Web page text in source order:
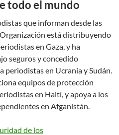
todo el mundo
que informan desde las
está distribuyendo
en Gaza, y ha
seguros y concedido
periodistas en Ucrania y Sudán.
equipos de protección
en Haití, y apoya a los
en Afganistán.
de los